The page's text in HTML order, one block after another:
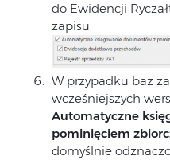
do Ewidencji
zapisu.
W przypadku baz
wcześniejszych
Automatyczne
pominięciem
domyślnie